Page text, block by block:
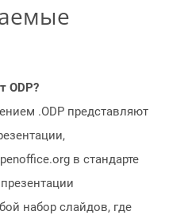
ODP?
.ODP представляют
в стандарте
набор слайдов, где